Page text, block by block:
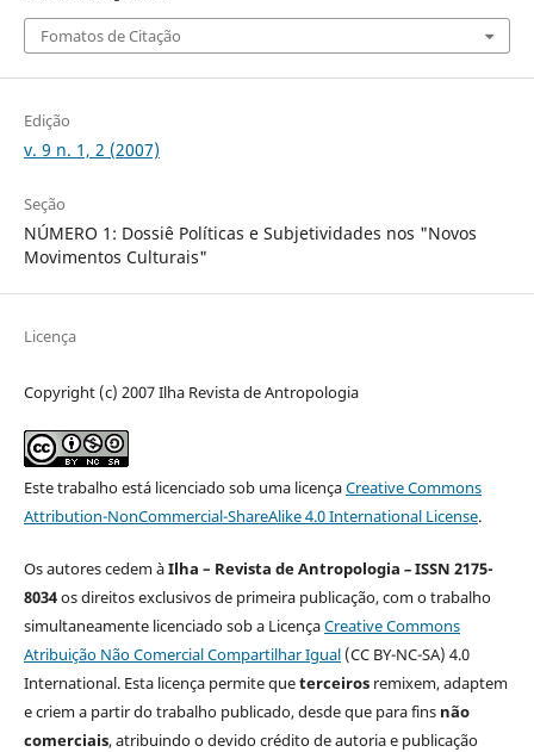
Fomatos de Citação
Edição
v. 9 n. 1, 2 (2007)
Seção
NÚMERO 1: Dossiê Políticas e Subjetividades nos "Novos
Movimentos Culturais"
Licença
Copyright (c) 2007 Ilha Revista de Antropologia
Este trabalho está licenciado sob uma licençaCreative Commons
Attribution-NonCommercial-ShareAlike 4.0 International License.
Os autores cedem àIlha – Revista de Antropologia –ISSN 2175-
8034os direitos exclusivos de primeira publicação, com o trabalho
simultaneamente licenciado sob a LicençaCreative Commons
Atribuição Não Comercial Compartilhar Igual(CC BY-NC-SA) 4.0
International. Esta licença permite queterceirosremixem, adaptem
e criem a partir do trabalho publicado, desde que para fins não
comerciais, atribuindo o devido crédito de autoria e publicação